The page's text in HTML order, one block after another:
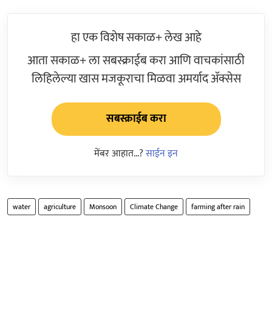
हा एक विशेष सकाळ+ लेख आहे
आता सकाळ+ ला सबस्क्राईब करा आणि वाचकांसाठी
लिहिलेल्या खास मजकूराचा मिळवा अमर्याद ॲक्सेस
सबस्क्राईब करा
मेंबर आहात...?साईन इन
water agriculture Monsoon Climate Change farming after rain